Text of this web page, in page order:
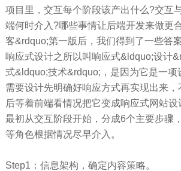
项目里，交互每个阶段该产出什么?交互
端何时介入?哪些事情让后端开发来做更
客&rdquo;第一版后，我们得到了一些答案
响应式设计之所以叫响应式&ldquo;设计
式&ldquo;技术&rdquo;，是因为它是一项
需要设计先明确好响应方式再实现出来
后等着前端看情况把它变成响应式网站
最初从交互阶段开始，分成6个主要步骤
等角色根据情况尽早介入。
Step1：信息架构，确定内容策略。